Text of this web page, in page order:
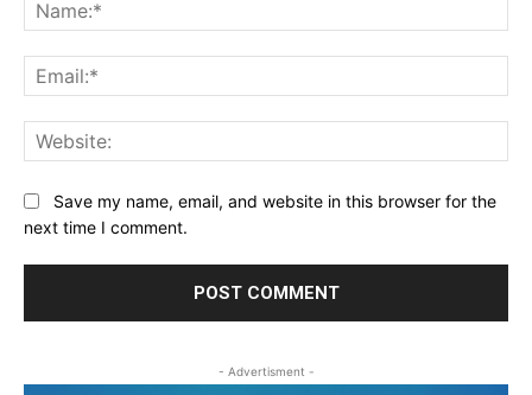
Save my name, email, and website in this browser for the
next time I comment.
- Advertisment -